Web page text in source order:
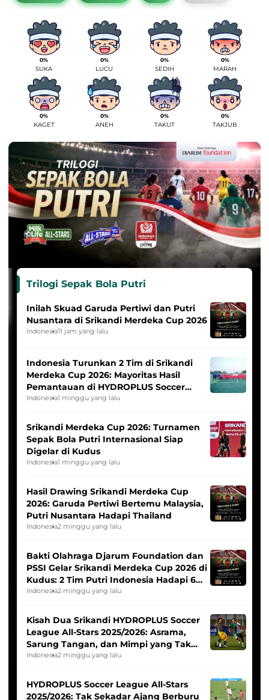
0%
SUKA
0%
LUCU
0%
SEDIH
0%
MARAH
0%
KAGET
0%
ANEH
0%
TAKUT
0%
TAKJUB
Trilogi Sepak Bola Putri
Inilah Skuad Garuda Pertiwi dan Putri
Nusantara di Srikandi Merdeka Cup 2026
Indonesia11 jam yang lalu
Indonesia Turunkan 2 Tim di Srikandi
Merdeka Cup 2026: Mayoritas Hasil
Pemantauan di HYDROPLUS Soccer
League
Indonesia1 minggu yang lalu
Srikandi Merdeka Cup 2026: Turnamen
Sepak Bola Putri Internasional Siap
Digelar di Kudus
Indonesia1 minggu yang lalu
Hasil Drawing Srikandi Merdeka Cup
2026: Garuda Pertiwi Bertemu Malaysia,
Putri Nusantara Hadapi Thailand
Indonesia2 minggu yang lalu
Bakti Olahraga Djarum Foundation dan
PSSI Gelar Srikandi Merdeka Cup 2026 di
Kudus: 2 Tim Putri Indonesia Hadapi 6
Tim Asia
Indonesia2 minggu yang lalu
Kisah Dua Srikandi HYDROPLUS Soccer
League All-Stars 2025/2026: Asrama,
Sarung Tangan, dan Mimpi yang Tak
Pernah Padam
Indonesia2 minggu yang lalu
HYDROPLUS Soccer League All-Stars
2025/2026: Tak Sekadar Ajang Berburu